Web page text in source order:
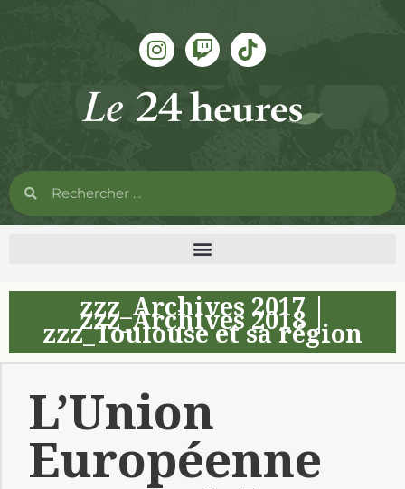
zzz_Archives 2017
zzz_Archives 2018|
zzz_Toulouse et sa région
L’Union
Européenne